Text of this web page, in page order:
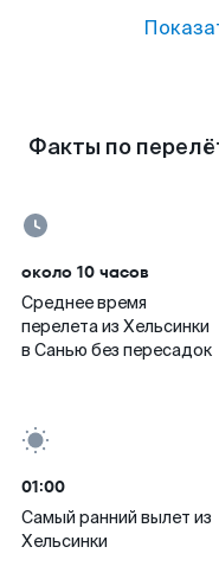
Факты по
около 10 часов
Среднее время
перелета из Хельсинки
в Санью без пересадок
01:00
Самый ранний вылет из
Хельсинки